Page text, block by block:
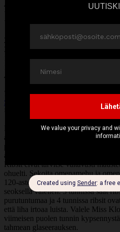
4:lle
Vaatimustaso: Keskitaso
2 kpl possun spare ribsejä
3-4 rkl
Miss Klose Jerk Rub
1 dl omenamehua
1 rkl omenaviinietikkaa
4-6 rkl
Miss Klose Original BBQ -
Tarjoiluun
Sweet & Smoky BBQ-pavut
New York Deli Spice
Poista ribsien takaa kalvo
aterinveitsi kalvon alle luun kohdalta
pitkittäin. Kunnollisen otteen
apuna. Mausta ribsit ohuella
Ribsit eivät tarvitse valtavasti
ohuelti. Sekoita omenamehu ja
120-asteisessa uunissa 3–4 tuntia
seoksella valellen. 3 tunnissa saat
purutuntumaa ja 4 tunnissa ribsit
että liha irtoaa luista. Valele Miss
viimeisen puolen tunnin
tahmean glaseerauksen.